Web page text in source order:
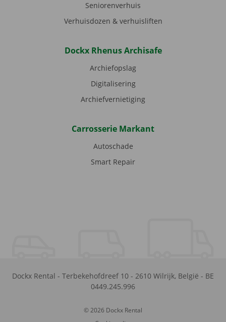
Seniorenverhuis
Verhuisdozen & verhuisliften
Dockx Rhenus Archisafe
Archiefopslag
Digitalisering
Archiefvernietiging
Carrosserie Markant
Autoschade
Smart Repair
Dockx Rental - Terbekehofdreef 10 - 2610 Wilrijk, België - BE
0449.245.996
© 2026 Dockx Rental